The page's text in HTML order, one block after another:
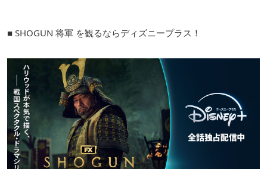
■ SHOGUN 将軍 を観るならディズニープラス！